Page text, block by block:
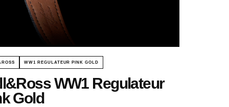
WW1 REGULATEUR PINK GOLD
WW1 Regulateur
Gold